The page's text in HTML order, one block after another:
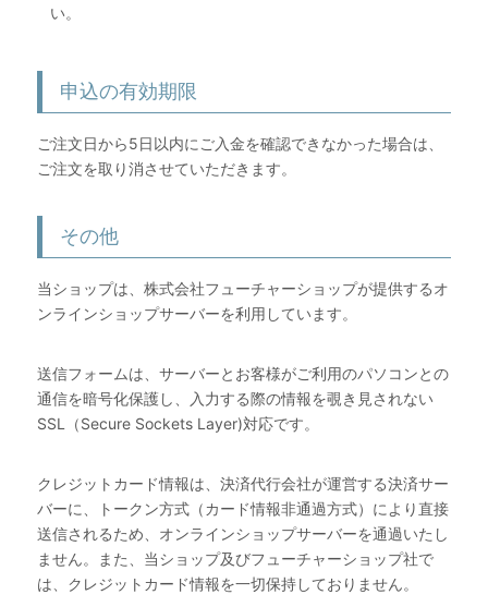
い。
申込の有効期限
ご注文日から5日以内にご入金を確認できなかった場合は、
ご注文を取り消させていただきます。
その他
当ショップは、株式会社フューチャーショップが提供するオ
ンラインショップサーバーを利用しています。
送信フォームは、サーバーとお客様がご利用のパソコンとの
通信を暗号化保護し、入力する際の情報を覗き見されない
SSL（Secure Sockets Layer)対応です。
クレジットカード情報は、決済代行会社が運営する決済サー
バーに、トークン方式（カード情報非通過方式）により直接
送信されるため、オンラインショップサーバーを通過いたし
ません。また、当ショップ及びフューチャーショップ社で
は、クレジットカード情報を一切保持しておりません。